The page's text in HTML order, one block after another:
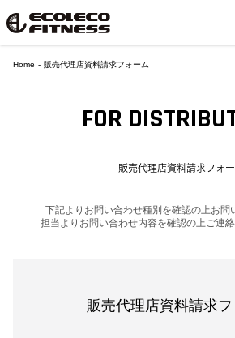
Home 販売代理店資料請求フォーム
FOR
販売代理店資料請求フォー
下記よりお問い合わせ種別を確認の上お問
担当よりお問い合わせ内容を確認の上ご連絡
販売代理店資料請求